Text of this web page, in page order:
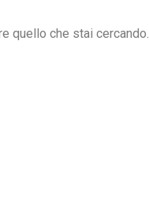
quello che stai cercando.